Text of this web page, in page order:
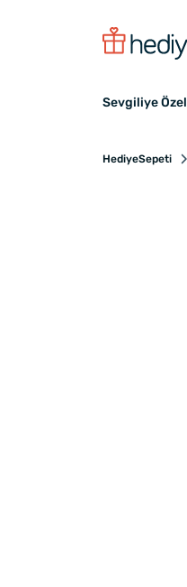
Sevgiliye Özel
HediyeSepeti